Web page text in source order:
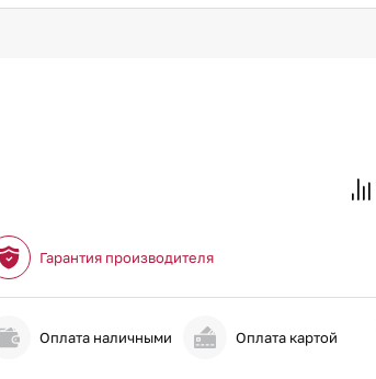
Гарантия производителя
Оплата наличными Оплата картой